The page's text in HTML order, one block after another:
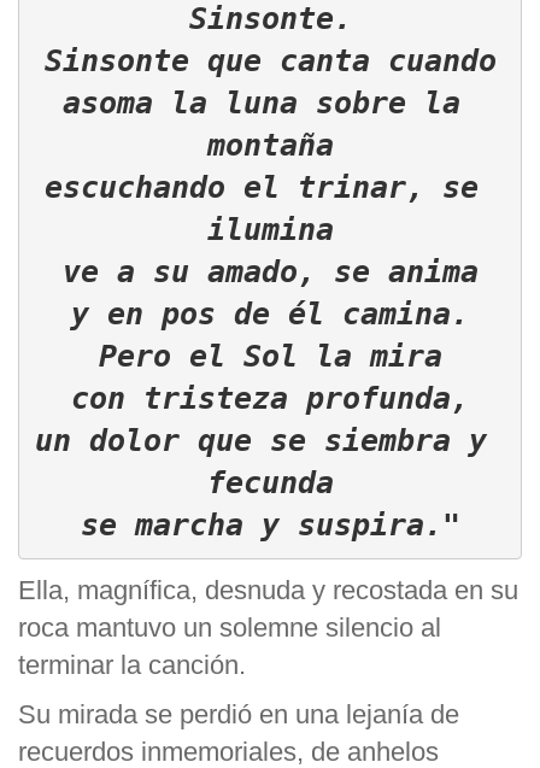
Sinsonte.
Sinsonte que canta cuando
asoma la luna sobre la
montaña
escuchando el trinar, se
ilumina
ve a su amado, se anima
y en pos de él camina.
Pero el Sol la mira
con tristeza profunda,
un dolor que se siembra y
fecunda
se marcha y suspira."
Ella, magnífica, desnuda y recostada en su
roca mantuvo un solemne silencio al
terminar la canción.
Su mirada se perdió en una lejanía de
recuerdos inmemoriales, de anhelos